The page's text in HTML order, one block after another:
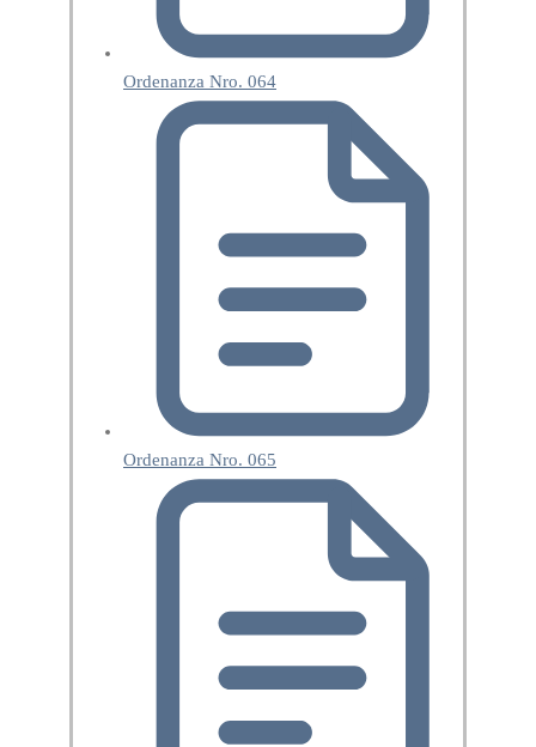
Ordenanza Nro. 064
Ordenanza Nro. 065